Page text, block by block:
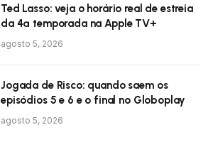
Ted Lasso: veja o horário real de estreia
da 4ª temporada na Apple TV+
agosto 5, 2026
Jogada de Risco: quando saem os
episódios 5 e 6 e o final no Globoplay
agosto 5, 2026